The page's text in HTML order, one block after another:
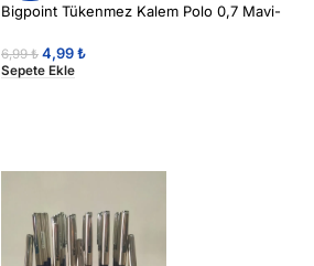
Bigpoint Tükenmez Kalem Polo 0,7 Mavi-
6,99₺ 4,99₺
Sepete Ekle